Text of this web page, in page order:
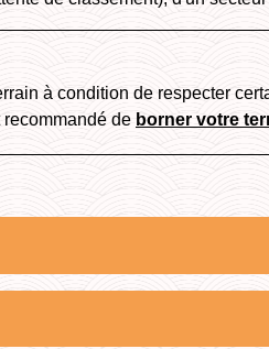
à condition de respecter
de borner votre